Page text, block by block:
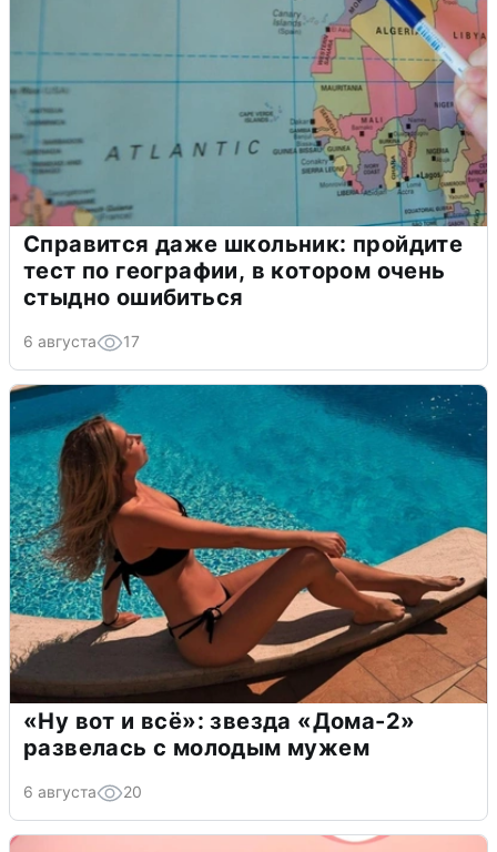
Справится даже школьник: пройдите
тест по географии, в котором очень
стыдно ошибиться
6 августа 17
«Ну вот и всё»: звезда «Дома-2»
развелась с молодым мужем
6 августа 20